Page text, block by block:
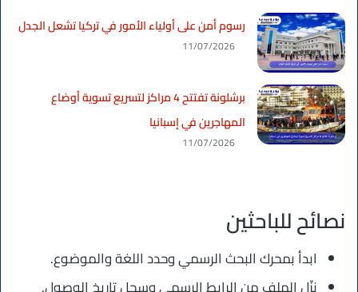
رسوم أمن على أولياء الأمور في تركيا تشعل الجدل
11/07/2026
برشلونة تفتتح 4 مراكز لتسريع تسوية أوضاع
المهاجرين في إسبانيا
11/07/2026
نصائح للباحثين
ابدأ بمحرك البحث الرسمي وحدد اللغة والموضوع.